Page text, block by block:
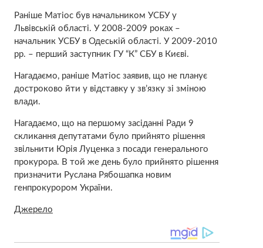
Раніше Матіос був начальником УСБУ у
Львівській області. У 2008-2009 роках –
начальник УСБУ в Одеській області. У 2009-2010
рр. – перший заступник ГУ “К” СБУ в Києві.
Нагадаємо, раніше Матіос заявив, що не планує
достроково йти у відставку у зв’язку зі зміною
влади.
Нагадаємо, що на першому засіданні Ради 9
скликання депутатами було прийнято рішення
звільнити Юрія Луценка з посади генерального
прокурора. В той же день було прийнято рішення
призначити Руслана Рябошапка новим
генпрокурором України.
Джерело